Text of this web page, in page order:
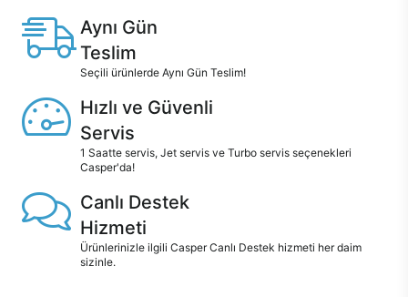
Aynı Gün
Teslim
Seçili ürünlerde Aynı Gün Teslim!
Hızlı ve Güvenli
Servis
1 Saatte servis, Jet servis ve Turbo servis seçenekleri
Casper'da!
Canlı Destek
Hizmeti
Ürünlerinizle ilgili Casper Canlı Destek hizmeti her daim
sizinle.